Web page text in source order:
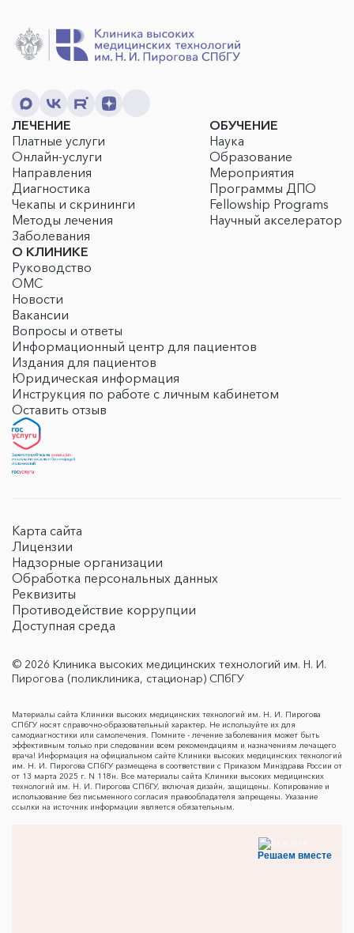
ЛЕЧЕНИЕ
Платные услуги
Онлайн-услуги
Направления
Диагностика
Чекапы и скрининги
Методы лечения
Заболевания
ОБУЧЕНИЕ
Наука
Образование
Мероприятия
Программы ДПО
Fellowship Programs
Научный акселератор
О КЛИНИКЕ
Руководство
ОМС
Новости
Вакансии
Вопросы и ответы
Информационный центр для пациентов
Издания для пациентов
Юридическая информация
Инструкция по работе с личным кабинетом
Оставить отзыв
Карта сайта
Лицензии
Надзорные организации
Обработка персональных данных
Реквизиты
Противодействие коррупции
Доступная среда
© 2026 Клиника высоких медицинских технологий им. Н. И.
Пирогова (поликлиника, стационар) СПбГУ
Материалы сайта Клиники высоких медицинских технологий им. Н. И. Пирогова
СПбГУ носят справочно-образовательный характер. Не используйте их для
самодиагностики или самолечения. Помните - лечение заболевания может быть
эффективным только при следовании всем рекомендациям и назначениям лечащего
врача! Информация на официальном сайте Клиники высоких медицинских технологий
им. Н. И. Пирогова СПбГУ размещена в соответствии с Приказом Минздрава России от
от 13 марта 2025 г. N 118н. Все материалы сайта Клиники высоких медицинских
технологий им. Н. И. Пирогова СПбГУ, включая дизайн, защищены. Копирование и
использование без письменного согласия правообладателя запрещены. Указание
ссылки на источник информации является обязательным.
Решаем вместе